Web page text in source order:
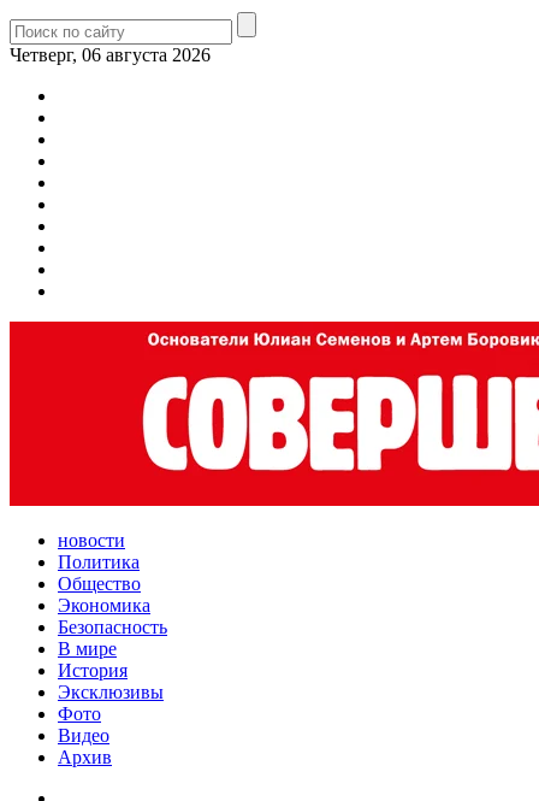
Четверг, 06 августа 2026
новости
Политика
Общество
Экономика
Безопасность
В мире
История
Эксклюзивы
Фото
Видео
Архив